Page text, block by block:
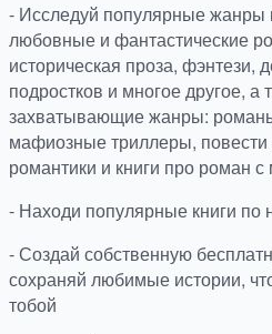
- Исследуй популярные жанры
любовные и фантастические
историческая проза, фэнтези,
подростков и многое другое, а
захватывающие жанры:
мафиозные триллеры,
романтики и книги про роман
- Находи популярные книги по
- Создай собственную
сохраняй любимые истории,
тобой